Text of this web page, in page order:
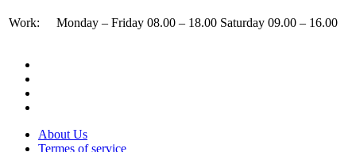
Work: Monday – Friday 08.00 – 18.00 Saturday 09.00 – 16.00
About Us
Termes of service